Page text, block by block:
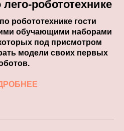
робототехнике
робототехнике гости
обучающими наборами
под присмотром
модели своих первых